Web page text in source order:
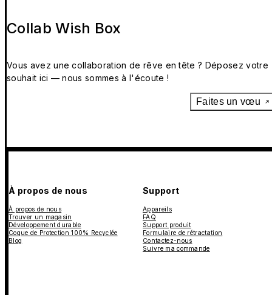
Collab Wish Box
Vous avez une collaboration de rêve en tête ? Déposez votre
souhait ici — nous sommes à l'écoute !
Faites un vœu
À propos de nous
À propos de nous
Trouver un magasin
Développement durable
Coque de Protection 100% Recyclée
Blog
Support
Appareils
FAQ
Support produit
Formulaire de rétractation
Contactez-nous
Suivre ma commande